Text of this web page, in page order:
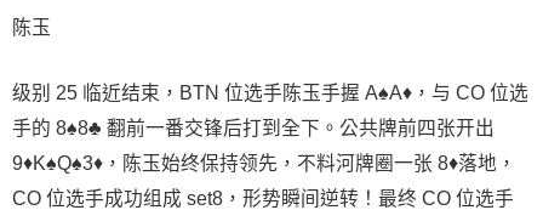
陈玉
级别 25 临近结束，BTN 位选手陈玉手握 A♠A♦，与 CO 位选
手的 8♠8♣ 翻前一番交锋后打到全下。公共牌前四张开出
9♦K♠Q♠3♦，陈玉始终保持领先，不料河牌圈一张 8♦落地，
CO 位选手成功组成 set8，形势瞬间逆转！最终 CO 位选手